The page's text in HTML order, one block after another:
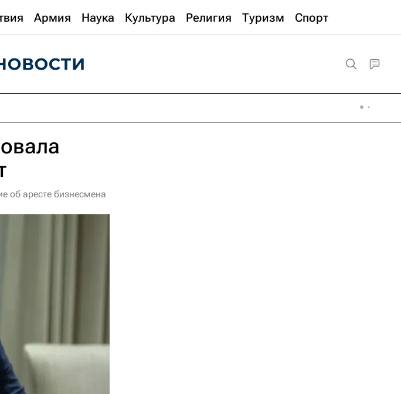
Армия Наука Культура Религия Туризм Спорт
об аресте бизнесмена